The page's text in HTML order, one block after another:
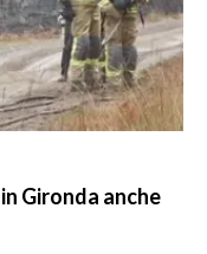
Gironda anche